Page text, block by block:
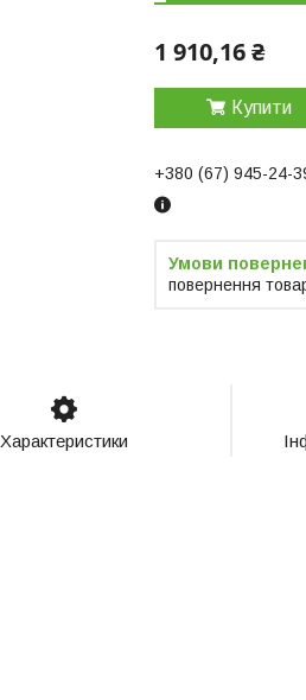
1 910,16 ₴
Купити
+380 (67) 945-24-
повернення
Характеристики